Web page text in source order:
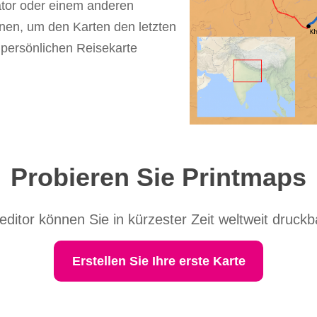
oder einem anderen
um den Karten den letzten
Reisekarte
Probieren Sie Printmaps
können Sie in kürzester Zeit weltweit
Erstellen Sie Ihre erste Karte